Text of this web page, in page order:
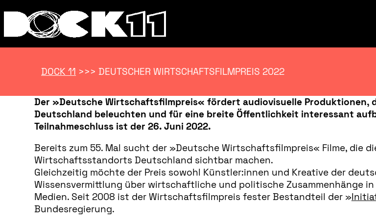
DOCK 11 >>> DEUTSCHER WIRTSCHAFTSFILMPREIS 2022
Der »Deutsche Wirtschaftsfilmpreis« fördert audiovisuelle Produktionen,
Deutschland beleuchten und für eine breite Öffentlichkeit interessant
Teilnahmeschluss ist der 26. Juni 2022.
Bereits zum 55. Mal sucht der »Deutsche Wirtschaftsfilmpreis« Filme, die
Wirtschaftsstandorts Deutschland sichtbar machen.
Gleichzeitig möchte der Preis sowohl Künstler:innen und Kreative der
Wissensvermittlung über wirtschaftliche und politische Zusammenhänge
Medien. Seit 2008 ist der Wirtschaftsfilmpreis fester Bestandteil der »
Bundesregierung.